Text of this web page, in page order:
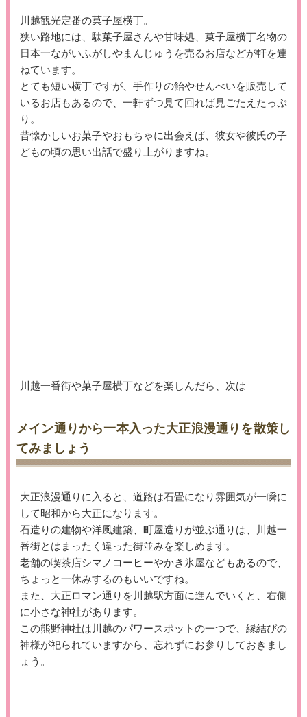
川越観光定番の菓子屋横丁。
狭い路地には、駄菓子屋さんや甘味処、菓子屋横丁名物の
日本一ながいふがしやまんじゅうを売るお店などが軒を連
ねています。
とても短い横丁ですが、手作りの飴やせんべいを販売して
いるお店もあるので、一軒ずつ見て回れば見ごたえたっぷ
り。
昔懐かしいお菓子やおもちゃに出会えば、彼女や彼氏の子
どもの頃の思い出話で盛り上がりますね。
川越一番街や菓子屋横丁などを楽しんだら、次は
メイン通りから一本入った大正浪漫通りを散策し
てみましょう
大正浪漫通りに入ると、道路は石畳になり雰囲気が一瞬に
して昭和から大正になります。
石造りの建物や洋風建築、町屋造りが並ぶ通りは、川越一
番街とはまったく違った街並みを楽しめます。
老舗の喫茶店シマノコーヒーやかき氷屋などもあるので、
ちょっと一休みするのもいいですね。
また、大正ロマン通りを川越駅方面に進んでいくと、右側
に小さな神社があります。
この熊野神社は川越のパワースポットの一つで、縁結びの
神様が祀られていますから、忘れずにお参りしておきまし
ょう。